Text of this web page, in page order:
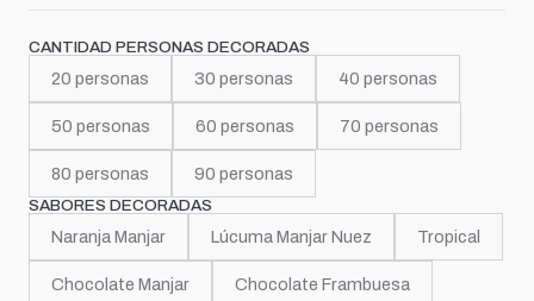
CANTIDAD PERSONAS DECORADAS
20 personas 30 personas 40 personas
50 personas 60 personas 70 personas
80 personas 90 personas
SABORES DECORADAS
Naranja Manjar Lúcuma Manjar Nuez Tropical
Chocolate Manjar Chocolate Frambuesa